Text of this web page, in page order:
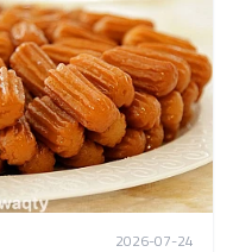
2026-07-24